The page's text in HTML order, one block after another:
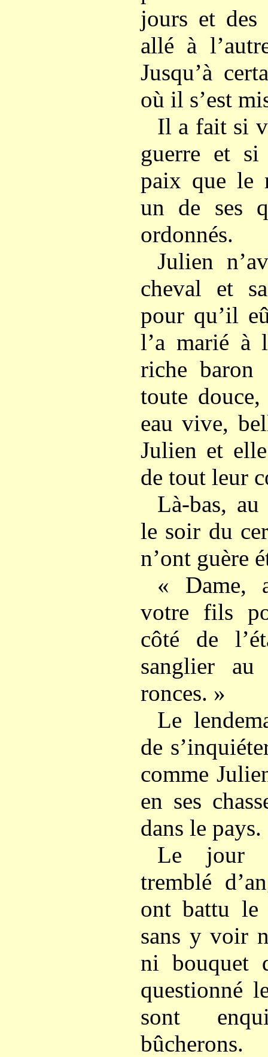
jours et des
allé à
Jusqu’à
où il s’est
Il a fait si
guerre et si
paix que le
un de ses
ordonnés.
Julien
cheval et
pour qu’il
l’a marié à
riche baron
toute
eau vive,
Julien et
de tout leur
Là-bas,
le soir du
n’ont guère
« Dame,
votre fils
côté de
sanglier
ronces. »
Le
de
comme
en ses
dans le pays.
Le jour
tremblé
ont battu le
sans y voir
ni bouquet
questionné
sont
bûcherons.